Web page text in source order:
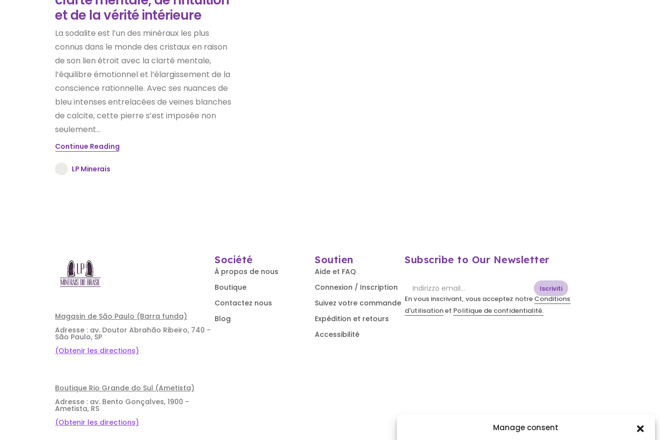
Manage consent
et de la vérité intérieure
La sodalite est l’un des minéraux les plus
connus dans le monde des cristaux en raison
de son lien étroit avec la clarté mentale,
l’équilibre émotionnel et l’élargissement de la
conscience rationnelle. Avec ses nuances de
bleu intenses entrelacées de veines blanches
de calcite, cette pierre s’est imposée non
seulement...
Continue Reading
LP Minerais
Magasin de São Paulo (Barra funda)
Adresse : av. Doutor Abrahão Ribeiro, 740 -
São Paulo, SP
(Obtenir les directions)
Boutique Rio Grande do Sul (Ametista)
Adresse : av. Bento Gonçalves, 1900 -
Ametista, RS
(Obtenir les directions)
Société
À propos de nous
Boutique
Contactez nous
Blog
Soutien
Aide et FAQ
Connexion / Inscription
Suivez votre commande
Expédition et retours
Accessibilité
Subscribe to Our Newsletter
Iscriviti
En vous inscrivant, vous acceptez notre Conditions
d'utilisationet Politique de confidentialité.